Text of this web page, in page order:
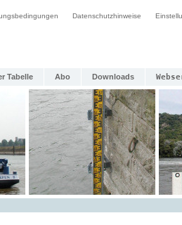
Datenschutzhinweise
Tabelle Abo Downloads